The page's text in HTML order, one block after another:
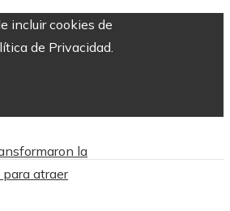
incluir cookies de
de Privacidad.
la
atraer